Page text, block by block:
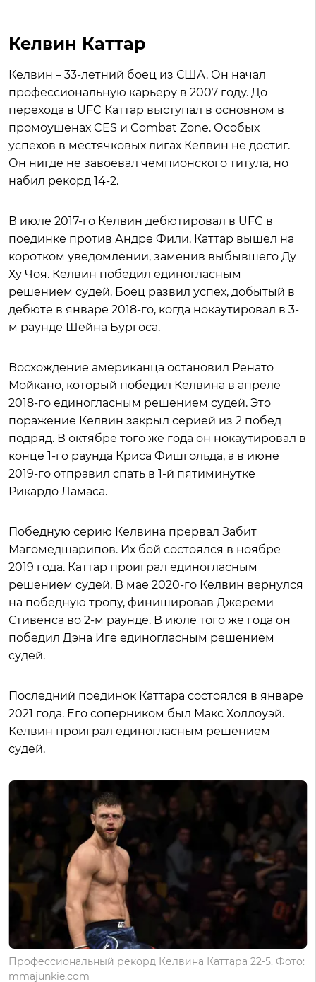
Келвин Каттар
Келвин – 33-летний боец из США. Он начал
профессиональную карьеру в 2007 году. До
перехода в UFC Каттар выступал в основном в
промоушенах CES и Combat Zone. Особых
успехов в местячковых лигах Келвин не достиг.
Он нигде не завоевал чемпионского титула, но
набил рекорд 14-2.
В июле 2017-го Келвин дебютировал в UFC в
поединке против Андре Фили. Каттар вышел на
коротком уведомлении, заменив выбывшего Ду
Ху Чоя. Келвин победил единогласным
решением судей. Боец развил успех, добытый в
дебюте в январе 2018-го, когда нокаутировал в 3-
м раунде Шейна Бургоса.
Восхождение американца остановил Ренато
Мойкано, который победил Келвина в апреле
2018-го единогласным решением судей. Это
поражение Келвин закрыл серией из 2 побед
подряд. В октябре того же года он нокаутировал в
конце 1-го раунда Криса Фишгольда, а в июне
2019-го отправил спать в 1-й пятиминутке
Рикардо Ламаса.
Победную серию Келвина прервал Забит
Магомедшарипов. Их бой состоялся в ноябре
2019 года. Каттар проиграл единогласным
решением судей. В мае 2020-го Келвин вернулся
на победную тропу, финишировав Джереми
Стивенса во 2-м раунде. В июле того же года он
победил Дэна Иге единогласным решением
судей.
Последний поединок Каттара состоялся в январе
2021 года. Его соперником был Макс Холлоуэй.
Келвин проиграл единогласным решением
судей.
Профессиональный рекорд Келвина Каттара 22-5. Фото:
mmajunkie.com